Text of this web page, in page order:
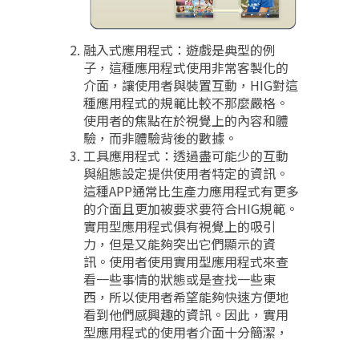
融入式應用程式：遊戲是典型的例
子，這種應用程式使用非常客製化的
介面，讓使用者與裝置互動，HIG對這
種應用程式的規範比較不那麼嚴格。
使用者的焦點在於視覺上的內容和體
驗，而非體驗背後的數據。
工具應用程式：透過盡可能少的互動
與組態設定提供使用者特定的資訊。
這種APP通常比生產力應用程式有更多
的介面且更加被要求要符合HIG規範。
實用型應用程式俱有視覺上的吸引
力，但是又能夠突出它們顯示的資
訊。使用者使用實用型應用程式來查
看一些事情的狀態或是查找一些東
西，所以使用者希望能夠快速方便地
看到他們感興趣的資訊。因此，實用
型應用程式的使用者介面十分簡潔，